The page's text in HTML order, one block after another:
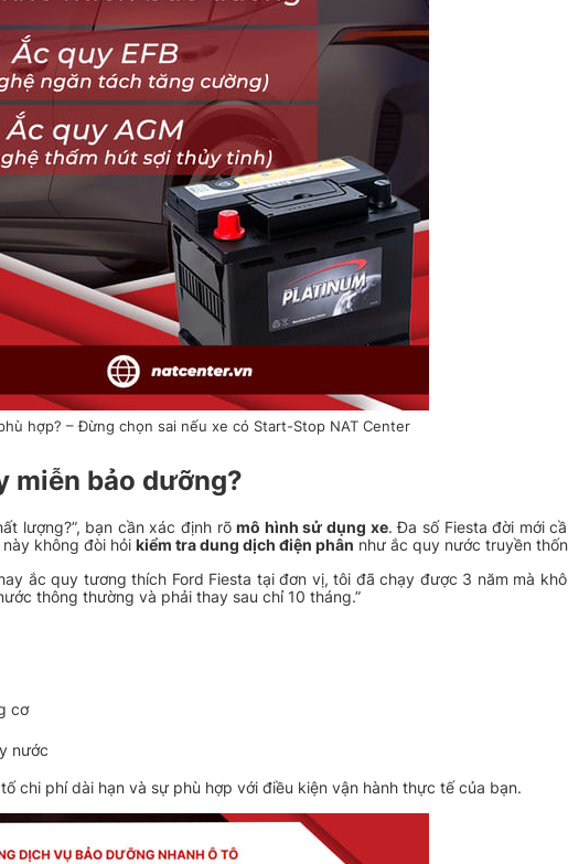
hợp? – Đừng chọn sai nếu xe có Start-Stop NAT Center
miễn bảo dưỡng?
lượng?”, bạn cần xác định rõmô hình sử dụng xe. Đa số Fiesta đời mới
không đòi hỏi kiểm tra dung dịch điện phân như ắc quy nước truyền
ắc quy tương thích Ford Fiesta tại đơn vị, tôi đã chạy được 3 năm mà
thông thường và phải thay sau chỉ 10 tháng.”
cơ
nước
chi phí dài hạn và sự phù hợp với điều kiện vận hành thực tế của bạn.